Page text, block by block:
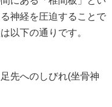
神経を圧迫することで
以下の通りです。
先へのしびれ(坐骨神